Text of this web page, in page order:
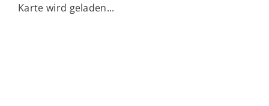
Karte wird geladen...